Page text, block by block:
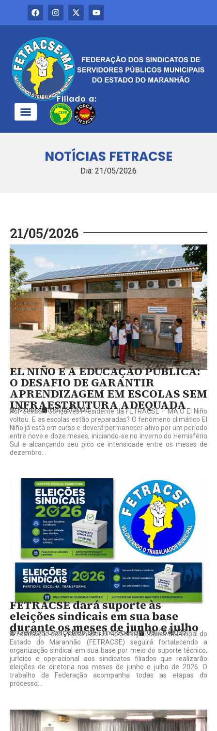
Filiado a:
NOTÍCIAS FETRACSE
Dia: 21/05/2026
21/05/2026
EL NIÑO E A EDUCAÇÃO PÚBLICA:
O DESAFIO DE GARANTIR
APRENDIZAGEM EM ESCOLAS SEM
INFRAESTRUTURA ADEQUADA
Master 05/08/2026
Por Gelilson Gonçalves Presidente da FETRACSE – MA O El Niño
voltou. E as escolas estão preparadas? O fenômeno climático El
Niño já está em curso e deverá permanecer ativo por um período
entre nove e doze meses, iniciando-se no inverno do Hemisfério
Sul e alcançando seu pico de intensidade entre os meses de
dezembro...
FETRACSE dará suporte às
eleições sindicais em sua base
durante os meses de junho e julho
Gelilson Gonçalves de Lima Sousa 08/06/2026
A Federação dos Trabalhadores no Serviço Público Municipal do
Estado do Maranhão (FETRACSE) seguirá fortalecendo a
organização sindical em sua base por meio do suporte técnico,
jurídico e operacional aos sindicatos filiados que realizarão
eleições de diretoria nos meses de junho e julho de 2026. O
trabalho da Federação acompanha todas as etapas do
processo...